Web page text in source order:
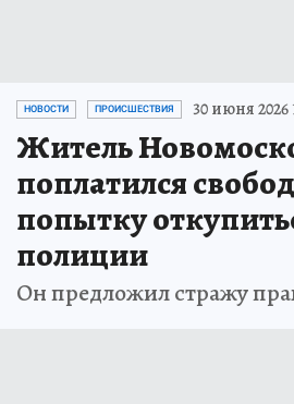
НОВОСТИ ПРОИСШЕСТВИЯ 30 июня 2026
Житель
поплатился
попытку
полиции
Он предложил стражу